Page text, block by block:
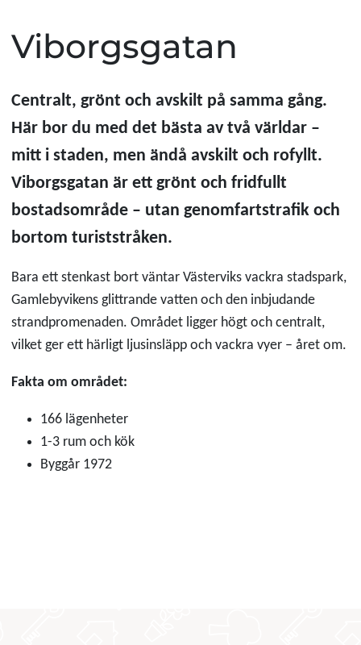
Viborgsgatan
Centralt, grönt och avskilt på samma gång.
Här bor du med det bästa av två världar –
mitt i staden, men ändå avskilt och rofyllt.
Viborgsgatan är ett grönt och fridfullt
bostadsområde – utan genomfartstrafik och
bortom turiststråken.
Bara ett stenkast bort väntar Västerviks vackra stadspark,
Gamlebyvikens glittrande vatten och den inbjudande
strandpromenaden. Området ligger högt och centralt,
vilket ger ett härligt ljusinsläpp och vackra vyer – året om.
Fakta om området:
166 lägenheter
1-3 rum och kök
Byggår 1972